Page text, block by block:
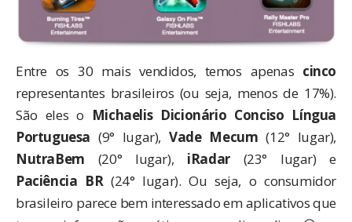
Entre os 30 mais vendidos, temos apenas cinco
representantes brasileiros (ou seja, menos de 17%).
São eles o Michaelis Dicionário Conciso Língua
Portuguesa (9° lugar), Vade Mecum (12° lugar),
NutraBem (20° lugar), iRadar(23° lugar) e
Paciência BR(24° lugar). Ou seja, o consumidor
brasileiro parece bem interessado em aplicativos que